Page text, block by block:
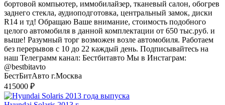
бортовой компьютер, иммобилайзер, тканевый салон, обогрев
заднего стекла, аудиоподготовка, центральный замок, диски
R14 и тд! Обращаю Ваше внимание, стоимость подобного
целого автомобиля в данной комплектации от 650 тыс.руб. и
выше! Разумный торг возможен возле автомобиля. Работаем
без перерывов с 10 до 22 каждый день. Подписывайтесь на
наш Телеграмм канал: Бестбитавто Мы в Инстаграм:
@bestbitavto
БестБитАвто г.Москва
415000 ₽